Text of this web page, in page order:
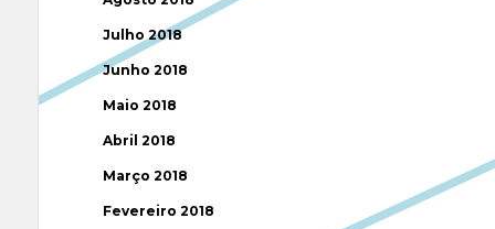
Julho 2018
Junho 2018
Maio 2018
Abril 2018
Março 2018
Fevereiro 2018